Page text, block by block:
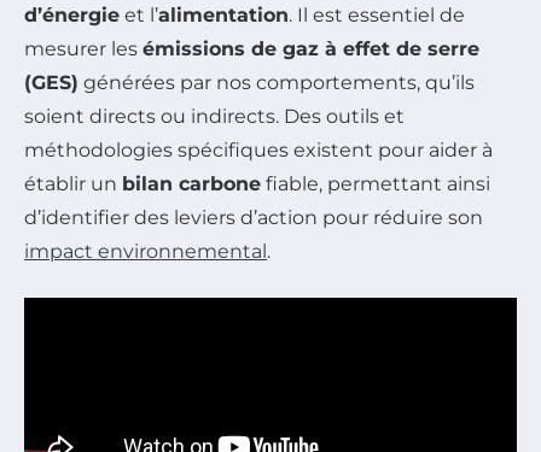
d’énergie et l’alimentation. Il est essentiel de
mesurer les émissions de gaz à effet de serre
(GES) générées par nos comportements, qu’ils
soient directs ou indirects. Des outils et
méthodologies spécifiques existent pour aider à
établir un bilan carbone fiable, permettant ainsi
d’identifier des leviers d’action pour réduire son
impact environnemental.